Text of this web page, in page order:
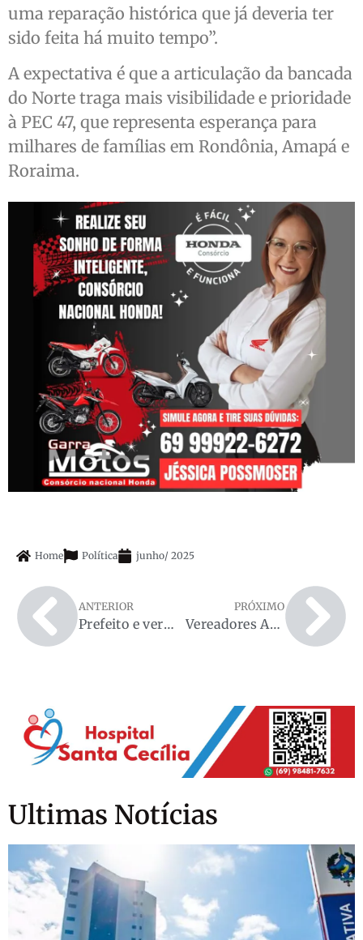
uma reparação histórica que já deveria ter
sido feita há muito tempo”.
A expectativa é que a articulação da bancada
do Norte traga mais visibilidade e prioridade
à PEC 47, que representa esperança para
milhares de famílias em Rondônia, Amapá e
Roraima.
Home Política junho/ 2025
ANTERIOR
Prefeito e vereador agradecem deputado Jean Mendonça pela liberação de recursos, em Ministro Andreazza
PRÓXIMO
Vereadores Amilton Alves, Gilmar Loose e Genésio Mateus Participam de Reunião com Secretário de Saúde Wil para Tratar de Demandas da Zona Rural
Ultimas Notícias